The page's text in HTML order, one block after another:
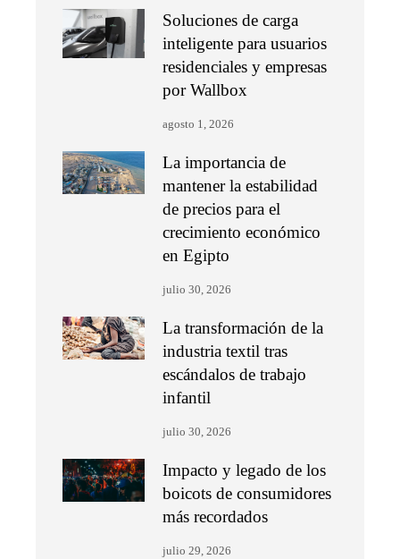
Soluciones de carga
inteligente para usuarios
residenciales y empresas
por Wallbox
agosto 1, 2026
La importancia de
mantener la estabilidad
de precios para el
crecimiento económico
en Egipto
julio 30, 2026
La transformación de la
industria textil tras
escándalos de trabajo
infantil
julio 30, 2026
Impacto y legado de los
boicots de consumidores
más recordados
julio 29, 2026